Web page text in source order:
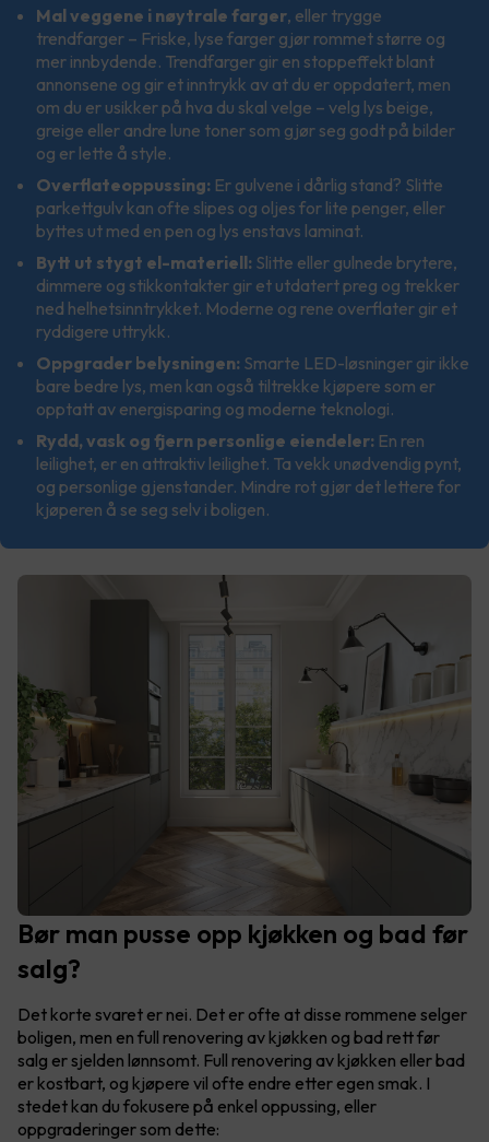
Mal veggene i nøytrale farger, eller trygge
trendfarger – Friske, lyse farger gjør rommet større og
mer innbydende. Trendfarger gir en stoppeffekt blant
annonsene og gir et inntrykk av at du er oppdatert, men
om du er usikker på hva du skal velge – velg lys beige,
greige eller andre lune toner som gjør seg godt på bilder
og er lette å style.
Overflateoppussing: Er gulvene i dårlig stand? Slitte
parkettgulv kan ofte slipes og oljes for lite penger, eller
byttes ut med en pen og lys enstavs laminat.
Bytt ut stygt el-materiell: Slitte eller gulnede brytere,
dimmere og stikkontakter gir et utdatert preg og trekker
ned helhetsinntrykket. Moderne og rene overflater gir et
ryddigere uttrykk.
Oppgrader belysningen: Smarte LED-løsninger gir ikke
bare bedre lys, men kan også tiltrekke kjøpere som er
opptatt av energisparing og moderne teknologi.
Rydd, vask og fjern personlige eiendeler: En ren
leilighet, er en attraktiv leilighet. Ta vekk unødvendig pynt,
og personlige gjenstander. Mindre rot gjør det lettere for
kjøperen å se seg selv i boligen.
Bør man pusse opp kjøkken og bad før
salg?
Det korte svaret er nei. Det er ofte at disse rommene selger
boligen, men en full renovering av kjøkken og bad rett før
salg er sjelden lønnsomt. Full renovering av kjøkken eller bad
er kostbart, og kjøpere vil ofte endre etter egen smak. I
stedet kan du fokusere på enkel oppussing, eller
oppgraderinger som dette: